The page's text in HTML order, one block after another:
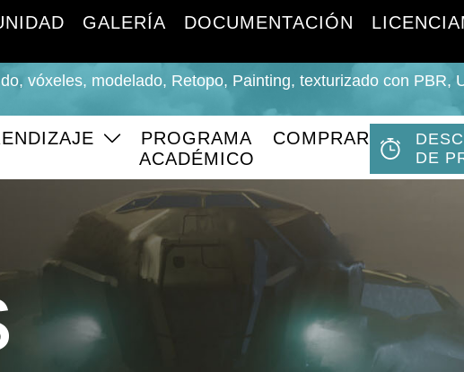
GALERÍA DOCUMENTACIÓN
vóxeles, modelado, Retopo, Painting, texturizado con PBR,
PROGRAMA
ACADÉMICO
COMPRAR
DE